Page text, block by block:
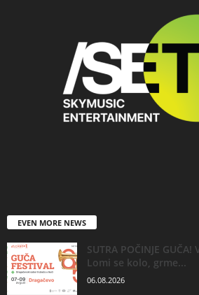
EVEN MORE NEWS
SUTRA POČINJE
Lomi se kolo, grme...
06.08.2026